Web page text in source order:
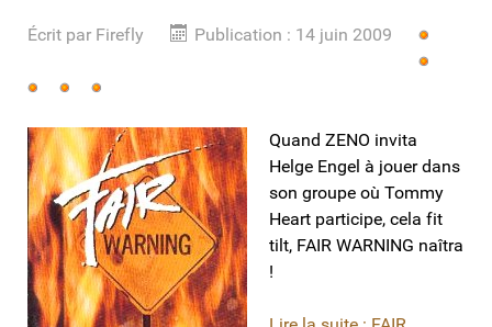
Écrit par Firefly Publication : 14 juin 2009
Vote
Quand ZENO invita
Helge Engel à jouer dans
son groupe où Tommy
Heart participe, cela fit
tilt, FAIR WARNING naîtra
!